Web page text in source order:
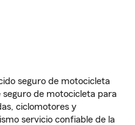
seguro de motocicleta
seguro de motocicleta para
ciclomotores y
servicio confiable de la